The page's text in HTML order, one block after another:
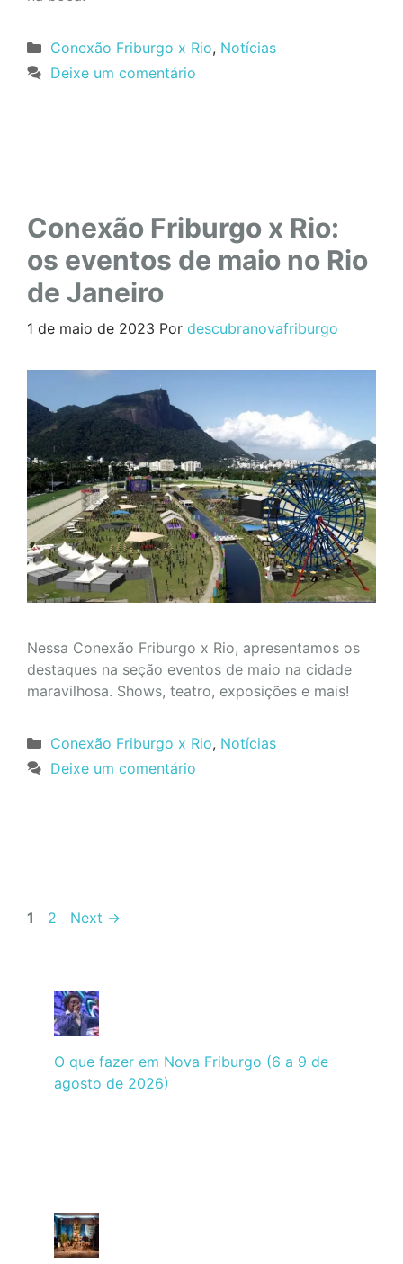
Categorias
Conexão Friburgo x Rio, Notícias
Deixe um comentário
Conexão Friburgo x Rio:
os eventos de maio no Rio
de Janeiro
1 de maio de 2023 Por descubranovafriburgo
Nessa Conexão Friburgo x Rio, apresentamos os
destaques na seção eventos de maio na cidade
maravilhosa. Shows, teatro, exposições e mais!
Categorias
Conexão Friburgo x Rio, Notícias
Deixe um comentário
Page
1 Page
2 Next →
O que fazer em Nova Friburgo (6 a 9 de
agosto de 2026)